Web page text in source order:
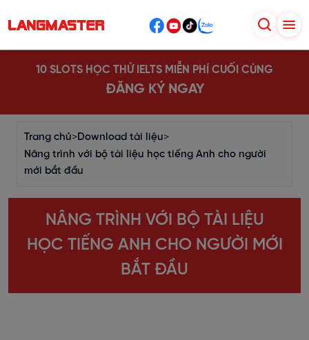
10 SLOTS HỌC THỬ IELTS MIỄN PHÍ CUỐI CÙNG
ĐĂNG KÝ NGAY
Trang chủ>Download tài liệu>
Nâng trình với bộ tài liệu học tiếng Anh cho người
mới bắt đầu
NÂNG TRÌNH VỚI BỘ TÀI LIỆU
HỌC TIẾNG ANH CHO NGƯỜI MỚI
BẮT ĐẦU